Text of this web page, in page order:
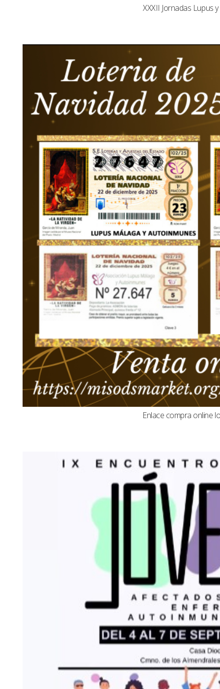
XXXII Jornadas Lupus
Enlace compra online